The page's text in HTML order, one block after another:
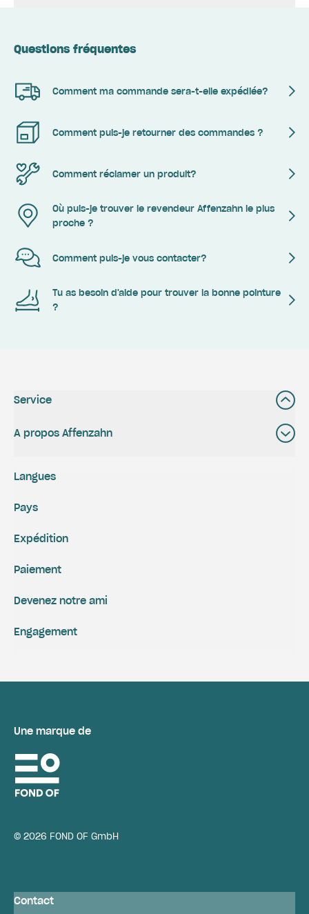
Questions fréquentes
Comment ma commande sera-t-elle expédiée?
Comment puis-je retourner des commandes ?
Comment réclamer un produit?
Où puis-je trouver le revendeur Affenzahn le plus
proche ?
Comment puis-je vous contacter?
Tu as besoin d'aide pour trouver la bonne pointure
?
Service
A propos Affenzahn
Expédition
Paiement
Engagement
Devenez notre ami
Langues
Pays
Une marque de
© 2026 FOND OF GmbH
Contact